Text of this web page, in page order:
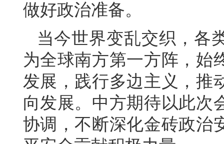
做好政治准备。
当今世界变乱交织，各
为全球南方第一方阵，始
发展，践行多边主义，推
向发展。中方期待以此次
协调，不断深化金砖政治